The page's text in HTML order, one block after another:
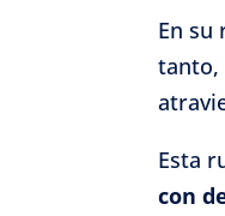
En su
tanto,
Esta
con